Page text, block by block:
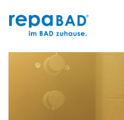
Inhalt
springen